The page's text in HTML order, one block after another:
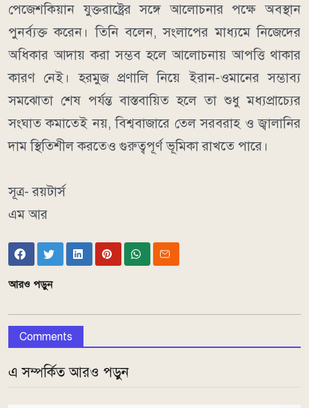
পেজেশকিয়ান যুক্তরাষ্ট্রের সঙ্গে আলোচনার পক্ষে অবস্থান
পুনর্ব্যক্ত করেন। তিনি বলেন, সংলাপের মাধ্যমে নিজেদের
অধিকার আদায় করা সম্ভব হলে আলোচনায় আপত্তি থাকার
কারণ নেই।হরমুজ প্রণালি নিয়ে ইরান-ওমানের সম্ভাব্য
সমঝোতা শেষ পর্যন্ত বাস্তবায়িত হলে তা শুধু মধ্যপ্রাচ্যের
সংঘাত কমাতেই নয়, বিশ্ববাজারে তেল সরবরাহ ও জ্বালানির
দাম স্থিতিশীল করতেও গুরুত্বপূর্ণ ভূমিকা রাখতে পারে।
সূত্র- রয়টার্স
এম আর
আরও পড়ুন
Comments
এ সম্পর্কিত আরও পড়ুন